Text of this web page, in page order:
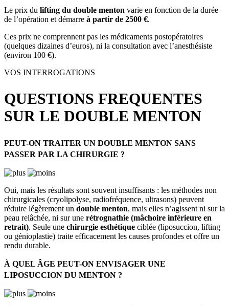
Le prix du lifting du double menton varie en fonction de la durée
de l’opération et démarre à partir de 2500 €.
Ces prix ne comprennent pas les médicaments postopératoires
(quelques dizaines d’euros), ni la consultation avec l’anesthésiste
(environ 100 €).
VOS INTERROGATIONS
QUESTIONS FREQUENTES
SUR LE DOUBLE MENTON
PEUT-ON TRAITER UN DOUBLE MENTON SANS
PASSER PAR LA CHIRURGIE ?
Oui, mais les résultats sont souvent insuffisants : les méthodes non
chirurgicales (cryolipolyse, radiofréquence, ultrasons) peuvent
réduire légèrement un double menton, mais elles n’agissent ni sur la
peau relâchée, ni sur une rétrognathie (mâchoire inférieure en
retrait). Seule une chirurgie esthétique ciblée (liposuccion, lifting
ou génioplastie) traite efficacement les causes profondes et offre un
rendu durable.
À QUEL ÂGE PEUT-ON ENVISAGER UNE
LIPOSUCCION DU MENTON ?